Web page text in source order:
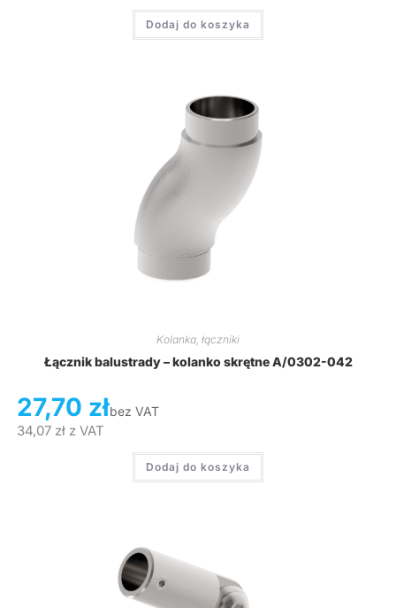
Dodaj do koszyka
Kolanka, łączniki
Łącznik balustrady – kolanko skrętne A/0302-042
27,70 złbez VAT
34,07 złz VAT
Dodaj do koszyka